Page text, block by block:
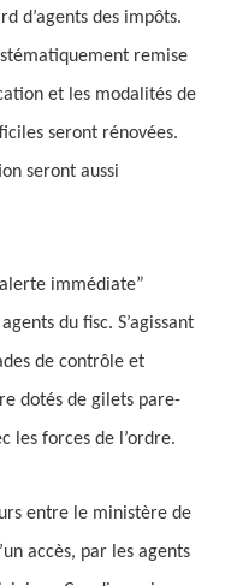
d’agents des impôts.
remise
et les modalités de
seront rénovées.
seront aussi
immédiate”
du fisc. S’agissant
de contrôle et
dotés de gilets pare-
les forces de l’ordre.
entre le ministère de
accès, par les agents